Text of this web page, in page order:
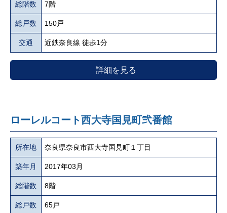
総階数 7階
総戸数 150戸
交通 近鉄奈良線 徒歩1分
詳細を見る
ローレルコート西大寺国見町弐番館
所在地 奈良県奈良市西大寺国見町１丁目
築年月 2017年03月
総階数 8階
総戸数 65戸